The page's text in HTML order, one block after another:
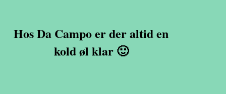
Hos Da Campo er der altid en
kold øl klar 🙂